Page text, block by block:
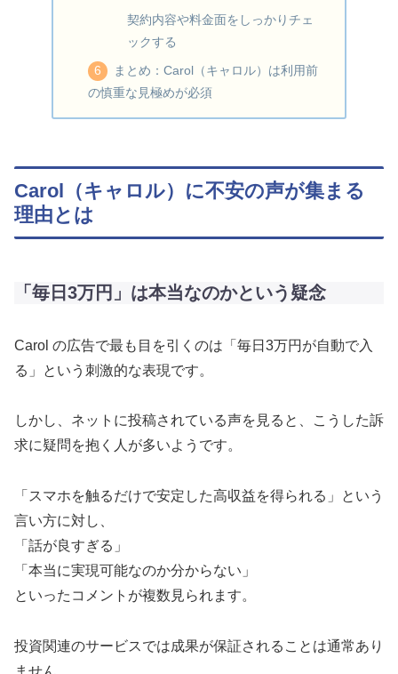
契約内容や料金面をしっかりチェ
ックする
まとめ：Carol（キャロル）は利用前
の慎重な見極めが必須
Carol（キャロル）に不安の声が集まる
理由とは
「毎日3万円」は本当なのかという疑念
Carol の広告で最も目を引くのは「毎日3万円が自動で入
る」という刺激的な表現です。
しかし、ネットに投稿されている声を見ると、こうした訴
求に疑問を抱く人が多いようです。
「スマホを触るだけで安定した高収益を得られる」という
言い方に対し、
「話が良すぎる」
「本当に実現可能なのか分からない」
といったコメントが複数見られます。
投資関連のサービスでは成果が保証されることは通常あり
ません。